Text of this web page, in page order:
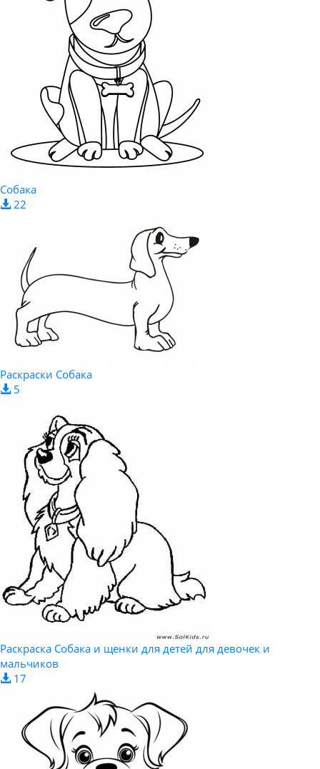
Собака
22
Раскраски Собака
5
Раскраска Собака и щенки для детей для девочек и
мальчиков
17